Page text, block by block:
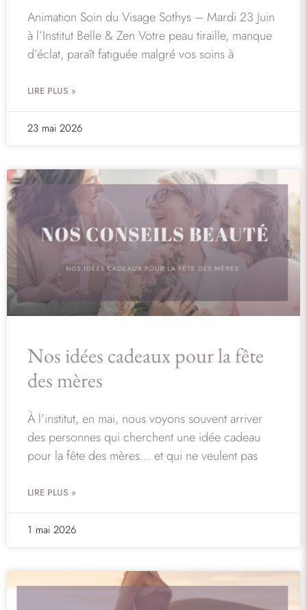
Animation Soin du Visage Sothys – Mardi 23 Juin
à l’Institut Belle & Zen Votre peau tiraille, manque
d’éclat, paraît fatiguée malgré vos soins à
LIRE PLUS »
23 mai 2026
Nos idées cadeaux pour la fête
des mères
À l’institut, en mai, nous voyons souvent arriver
des personnes qui cherchent une idée cadeau
pour la fête des mères… et qui ne veulent pas
LIRE PLUS »
1 mai 2026